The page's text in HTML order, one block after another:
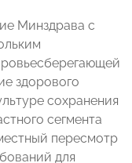
Минздрава с
здорового
сохранения
сегмента
пересмотр
для